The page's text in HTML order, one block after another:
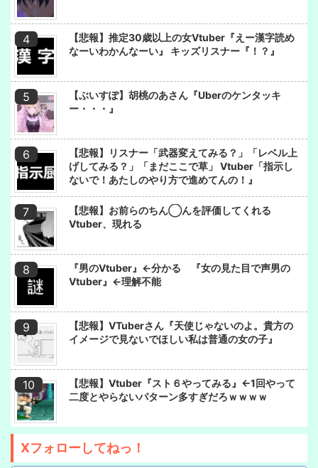
【悲報】推定30歳以上の女Vtuber『えー漢字読め
なーいわかんなーい』 キッズリスナー『！？』
【ぶいすぽ】胡桃のあさん『Uberのケンタッキ
ー・・・』
【悲報】リスナー「武器変えてみる？」「レベル上
げしてみる？」「まだここで草」 Vtuber「指示し
ないで！あたしのやり方で進めてんの！』
【悲報】お前らのちん◯んを評価してくれる
Vtuber、現れる
『男のVtuber』←分かる 『女の見た目で声男の
Vtuber』←理解不能
【悲報】VTuberさん『天使じゃないのよ。貴方の
イメージで見ないでほしい私は普通の女の子』
【悲報】Vtuber『スト６やってみる』←1回やって
二度とやらないパターン多すぎだろｗｗｗｗ
Xフォローしてねっ！